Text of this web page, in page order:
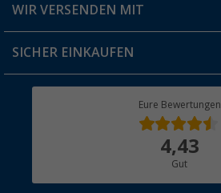
Jobs & Karriere
Versandinformationen
Rücksendung
WIR VERSENDEN MIT
SICHER EINKAUFEN
Eure Bewertungen
4,43
Gut